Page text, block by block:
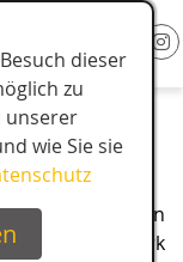
ein
das Augenmerk
dieser
zu
unserer
wie Sie sie